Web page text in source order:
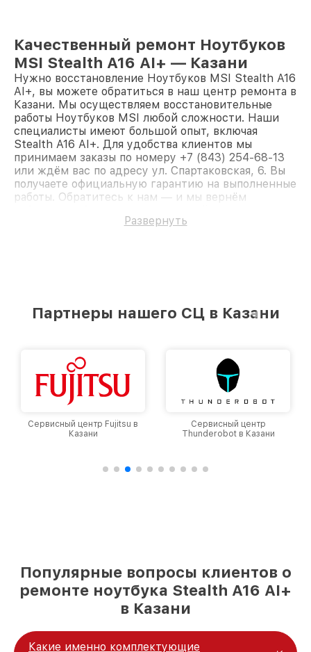
Качественный ремонт Ноутбуков
MSI Stealth A16 AI+ — Казани
Нужно восстановление Ноутбуков MSI Stealth A16
AI+, вы можете обратиться в наш центр ремонта в
Казани. Мы осуществляем восстановительные
работы Ноутбуков MSI любой сложности. Наши
специалисты имеют большой опыт, включая
Stealth A16 AI+. Для удобства клиентов мы
принимаем заказы по номеру +7 (843) 254-68-13
или ждём вас по адресу ул. Спартаковская, 6. Вы
получаете официальную гарантию на выполненные
работы. Обратитесь к нам — и мы вернём
Развернуть
Партнеры нашего СЦ в Казани
Сервисный центр Fujitsu в
Казани
Сервисный центр
Thunderobot в Казани
Популярные вопросы клиентов о
ремонте ноутбука Stealth A16 AI+
в Казани
Какие именно комплектующие